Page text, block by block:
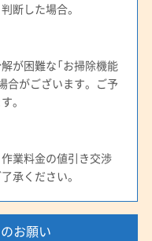
断した場合。
が困難な「お掃除機能
合がございます。ご予
。
業料金の値引き交渉
承ください。
お願い